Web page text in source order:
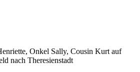
Onkel Sally, Cousin Kurt auf
nach Theresienstadt